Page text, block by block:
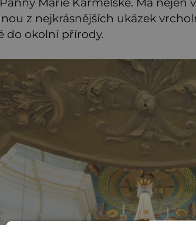
z nejkrásnějších ukázek
do okolní přírody.